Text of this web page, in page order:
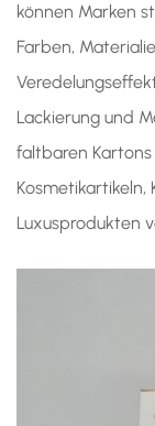
können Marken
Farben,
Lackierung und
faltbaren
Kosmetikartikeln,
Luxusprodukten